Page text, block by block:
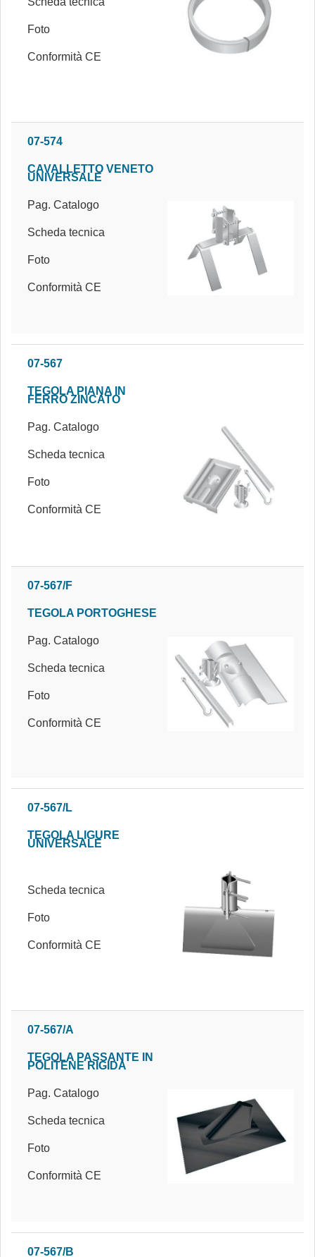
Foto
Conformità CE
07-574
CAVALLETTO VENETO
UNIVERSALE
Pag. Catalogo
Scheda tecnica
Foto
Conformità CE
07-567
TEGOLA PIANA IN
FERRO ZINCATO
Pag. Catalogo
Scheda tecnica
Foto
Conformità CE
07-567/F
TEGOLA PORTOGHESE
Pag. Catalogo
Scheda tecnica
Foto
Conformità CE
07-567/L
TEGOLA LIGURE
UNIVERSALE
Scheda tecnica
Foto
Conformità CE
07-567/A
TEGOLA PASSANTE IN
POLITENE RIGIDA
Pag. Catalogo
Scheda tecnica
Foto
Conformità CE
07-567/B